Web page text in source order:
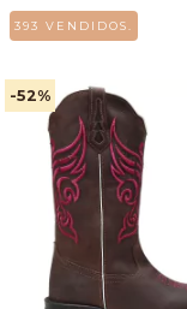
393 VENDIDOS.
-52%